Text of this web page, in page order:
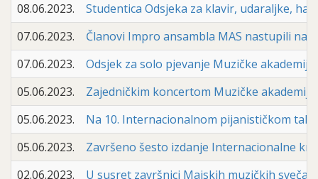
08.06.2023.
Studentica Odsjeka za klavir, udaraljke,
07.06.2023.
Članovi Impro ansambla MAS nastupili na
07.06.2023.
Odsjek za solo pjevanje Muzičke
05.06.2023.
Zajedničkim koncertom Muzičke
05.06.2023.
Na 10. Internacionalnom pijanističkom
05.06.2023.
Završeno šesto izdanje Internacionalne
02.06.2023.
U susret završnici Majskih muzičkih